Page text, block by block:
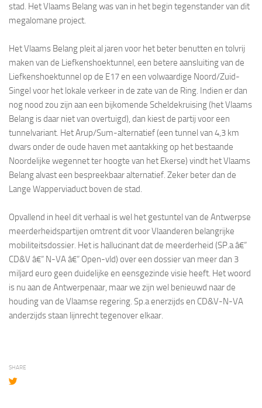
stad. Het Vlaams Belang was van in het begin tegenstander van dit
megalomane project.
Het Vlaams Belang pleit al jaren voor het beter benutten en tolvrij
maken van de Liefkenshoektunnel, een betere aansluiting van de
Liefkenshoektunnel op de E17 en een volwaardige Noord/Zuid-
Singel voor het lokale verkeer in de zate van de Ring. Indien er dan
nog nood zou zijn aan een bijkomende Scheldekruising (het Vlaams
Belang is daar niet van overtuigd), dan kiest de partij voor een
tunnelvariant. Het Arup/Sum-alternatief (een tunnel van 4,3 km
dwars onder de oude haven met aantakking op het bestaande
Noordelijke wegennet ter hoogte van het Ekerse) vindt het Vlaams
Belang alvast een bespreekbaar alternatief. Zeker beter dan de
Lange Wapperviaduct boven de stad.
Opvallend in heel dit verhaal is wel het gestuntel van de Antwerpse
meerderheidspartijen omtrent dit voor Vlaanderen belangrijke
mobiliteitsdossier. Het is hallucinant dat de meerderheid (SP.a â€“
CD&V â€“ N-VA â€“ Open-vld) over een dossier van meer dan 3
miljard euro geen duidelijke en eensgezinde visie heeft. Het woord
is nu aan de Antwerpenaar, maar we zijn wel benieuwd naar de
houding van de Vlaamse regering. Sp.a enerzijds en CD&V-N-VA
anderzijds staan lijnrecht tegenover elkaar.
SHARE